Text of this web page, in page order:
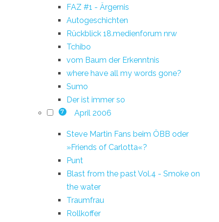
FAZ #1 - Ärgernis
Autogeschichten
Rückblick 18.medienforum nrw
Tchibo
vom Baum der Erkenntnis
where have all my words gone?
Sumo
Der ist immer so
7 April 2006
Steve Martin Fans beim ÖBB oder
»Friends of Carlotta«?
Punt
Blast from the past Vol.4 - Smoke on
the water
Traumfrau
Rollkoffer